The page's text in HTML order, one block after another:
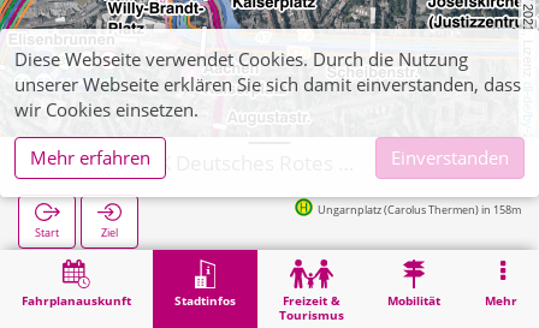
2021, Lizenz
dl-de/by-2-0
Fahrplanauskunft Stadtinfos
Freizeit &
Tourismus
Mobilität Mehr
Start Ziel
Ungarnplatz (Carolus Thermen) in 158m
Stadtinfos Aachen, DRK Deutsches Rotes Kreuz
Diese Webseite verwendet Cookies. Durch die Nutzung
unserer Webseite erklären Sie sich damit einverstanden, dass
wir Cookies einsetzen.
Mehr erfahren
Einverstanden